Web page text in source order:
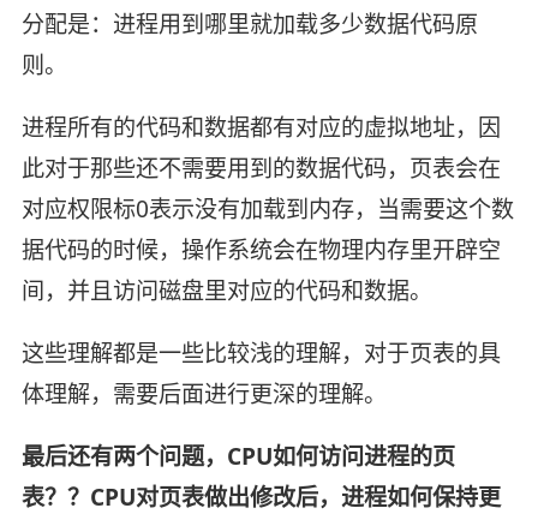
分配是：进程用到哪里就加载多少数据代码原
则。
进程所有的代码和数据都有对应的虚拟地址，因
此对于那些还不需要用到的数据代码，页表会在
对应权限标0表示没有加载到内存，当需要这个数
据代码的时候，操作系统会在物理内存里开辟空
间，并且访问磁盘里对应的代码和数据。
这些理解都是一些比较浅的理解，对于页表的具
体理解，需要后面进行更深的理解。
最后还有两个问题，CPU如何访问进程的页
表？？CPU对页表做出修改后，进程如何保持更